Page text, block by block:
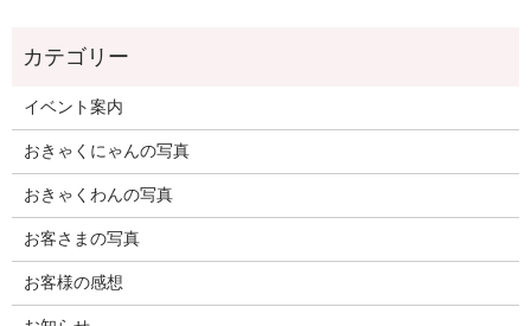
イベント案内
おきゃくにゃんの写真
おきゃくわんの写真
お客さまの写真
お客様の感想